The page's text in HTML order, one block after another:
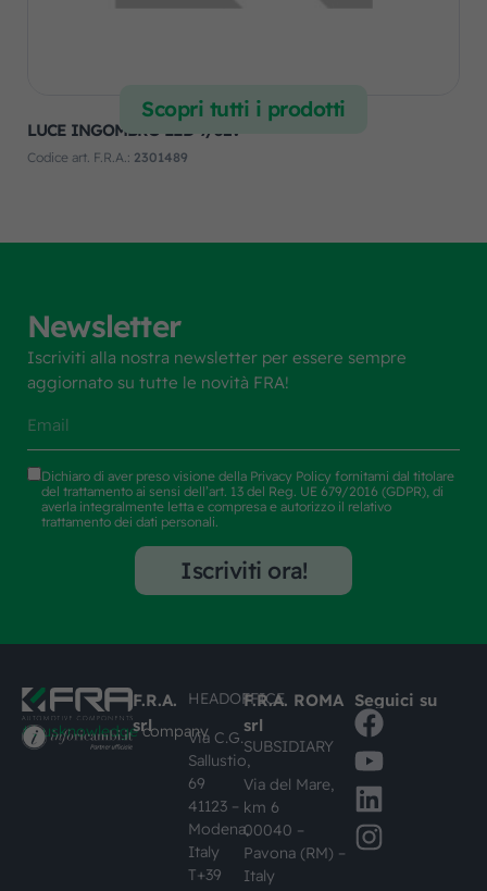
LUCE INGOMBRO LED 9/32V
Codice art. F.R.A.: 2301489
Scopri tutti i prodotti
Newsletter
Iscriviti alla nostra newsletter per essere sempre
aggiornato su tutte le novità FRA!
Dichiaro di aver preso visione della Privacy Policy fornitami dal titolare
del trattamento ai sensi dell’art. 13 del Reg. UE 679/2016 (GDPR), di
averla integralmente letta e compresa e autorizzo il relativo
trattamento dei dati personali.
Iscriviti ora!
#busknowledgecompany
F.R.A.
srl
HEADOFFICE
Via C.G.
Sallustio,
69
41123 –
Modena,
Italy
T+39
F.R.A. ROMA
srl
SUBSIDIARY
Via del Mare,
km 6
00040 –
Pavona (RM) –
Italy
Seguici su